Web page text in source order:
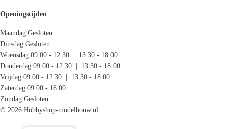
Openingstijden
Maandag Gesloten
Dinsdag Gesloten
Woensdag 09:00 - 12:30 | 13:30 - 18:00
Donderdag 09:00 - 12:30 | 13:30 - 18:00
Vrijdag 09:00 - 12:30 | 13:30 - 18:00
Zaterdag 09:00 - 16:00
Zondag Gesloten
© 2026 Hobbyshop-modelbouw.nl